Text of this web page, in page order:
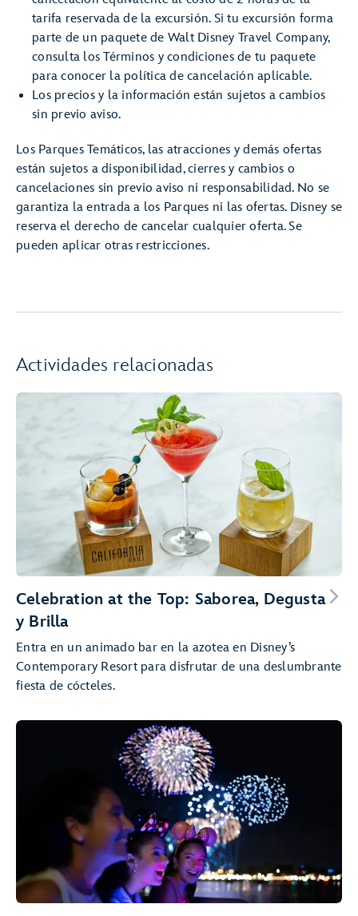
tarifa reservada de la excursión. Si tu excursión forma
parte de un paquete de Walt Disney Travel Company,
consulta los Términos y condiciones de tu paquete
para conocer la política de cancelación aplicable.
Los precios y la información están sujetos a cambios
sin previo aviso.
Los Parques Temáticos, las atracciones y demás ofertas
están sujetos a disponibilidad, cierres y cambios o
cancelaciones sin previo aviso ni responsabilidad. No se
garantiza la entrada a los Parques ni las ofertas. Disney se
reserva el derecho de cancelar cualquier oferta. Se
pueden aplicar otras restricciones.
Actividades relacionadas
Celebration at the Top: Saborea, Degusta
y Brilla
Entra en un animado bar en la azotea en Disney’s
Contemporary Resort para disfrutar de una deslumbrante
fiesta de cócteles.